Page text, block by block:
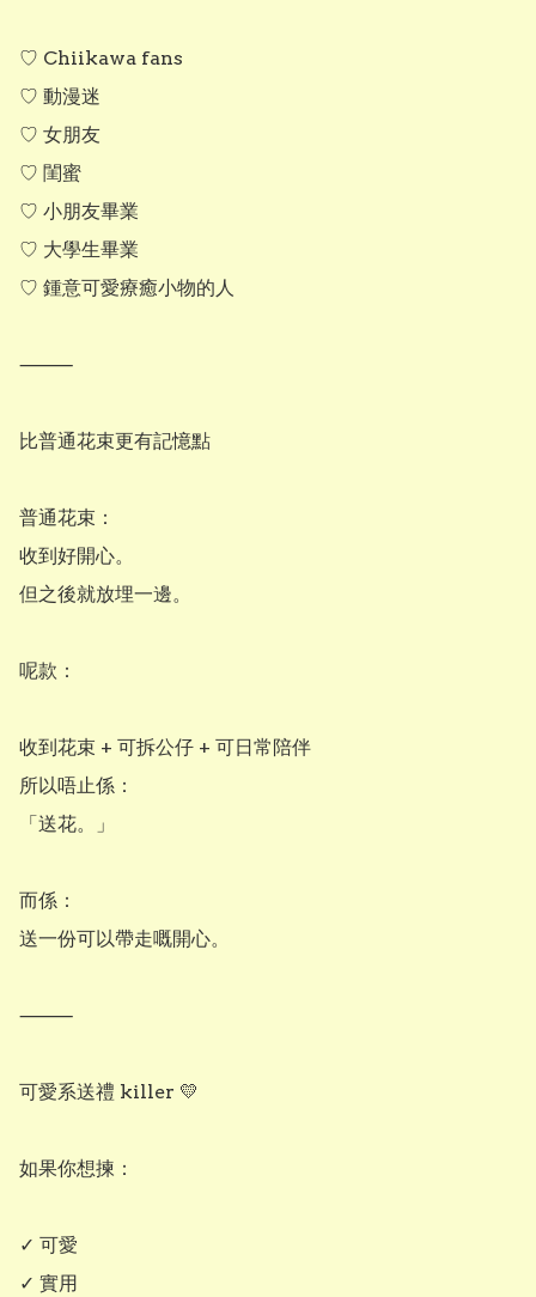
♡ Chiikawa fans
♡ 動漫迷
♡ 女朋友
♡ 閨蜜
♡ 小朋友畢業
♡ 大學生畢業
♡ 鍾意可愛療癒小物的人
⸻
比普通花束更有記憶點
普通花束：
收到好開心。
但之後就放埋一邊。
呢款：
收到花束 + 可拆公仔 + 可日常陪伴
所以唔止係：
「送花。」
而係：
送一份可以帶走嘅開心。
⸻
可愛系送禮 killer 💛
如果你想揀：
✓ 可愛
✓ 實用